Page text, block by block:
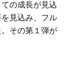
の成長が見込
見込み、フル
その第１弾が